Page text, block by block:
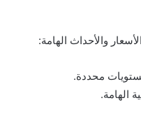
والأحداث الهامة:
محددة.
الهامة.